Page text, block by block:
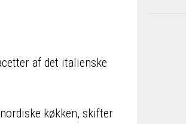
af det italienske
køkken, skifter